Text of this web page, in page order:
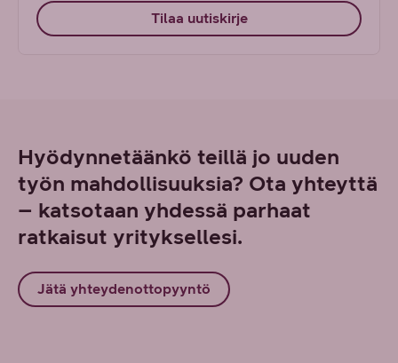
Tilaa uutiskirje
Hyödynnetäänkö teillä jo uuden
työn mahdollisuuksia? Ota yhteyttä
– katsotaan yhdessä parhaat
ratkaisut yrityksellesi.
Jätä yhteydenottopyyntö